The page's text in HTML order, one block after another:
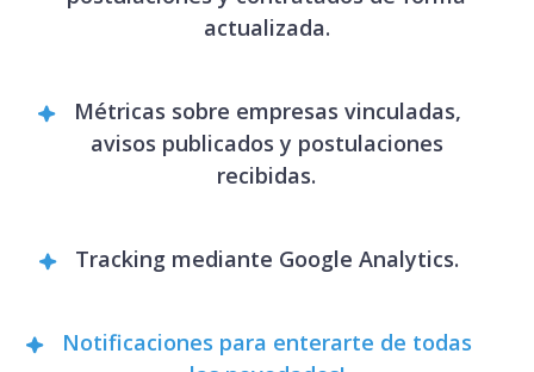
actualizada.
Métricas sobre empresas vinculadas,
avisos publicados y postulaciones
recibidas.
Tracking mediante Google Analytics.
Notificaciones para enterarte de todas